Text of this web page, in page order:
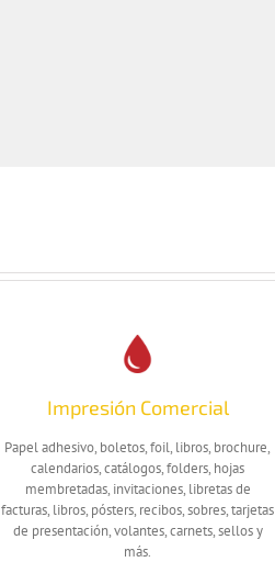
Impresión Comercial
Papel adhesivo, boletos, foil, libros, brochure,
calendarios, catálogos, folders, hojas
membretadas, invitaciones, libretas de
facturas, libros, pósters, recibos, sobres, tarjetas
de presentación, volantes, carnets, sellos y
más.